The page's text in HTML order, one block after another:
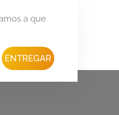
a que
ENTREGAR